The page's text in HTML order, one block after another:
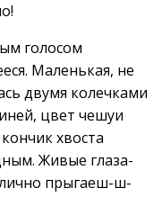
голосом
Маленькая, не
двумя колечками
цвет чешуи
хвоста
Живые глаза-
прыгаеш-ш-